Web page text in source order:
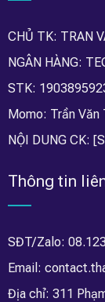
CHỦ TK: TRAN
NGÂN HÀNG:
STK:
Momo: Trần Văn
NỘI DUNG CK:
Thông tin
SĐT/Zalo:
Email:
Địa chỉ: 311